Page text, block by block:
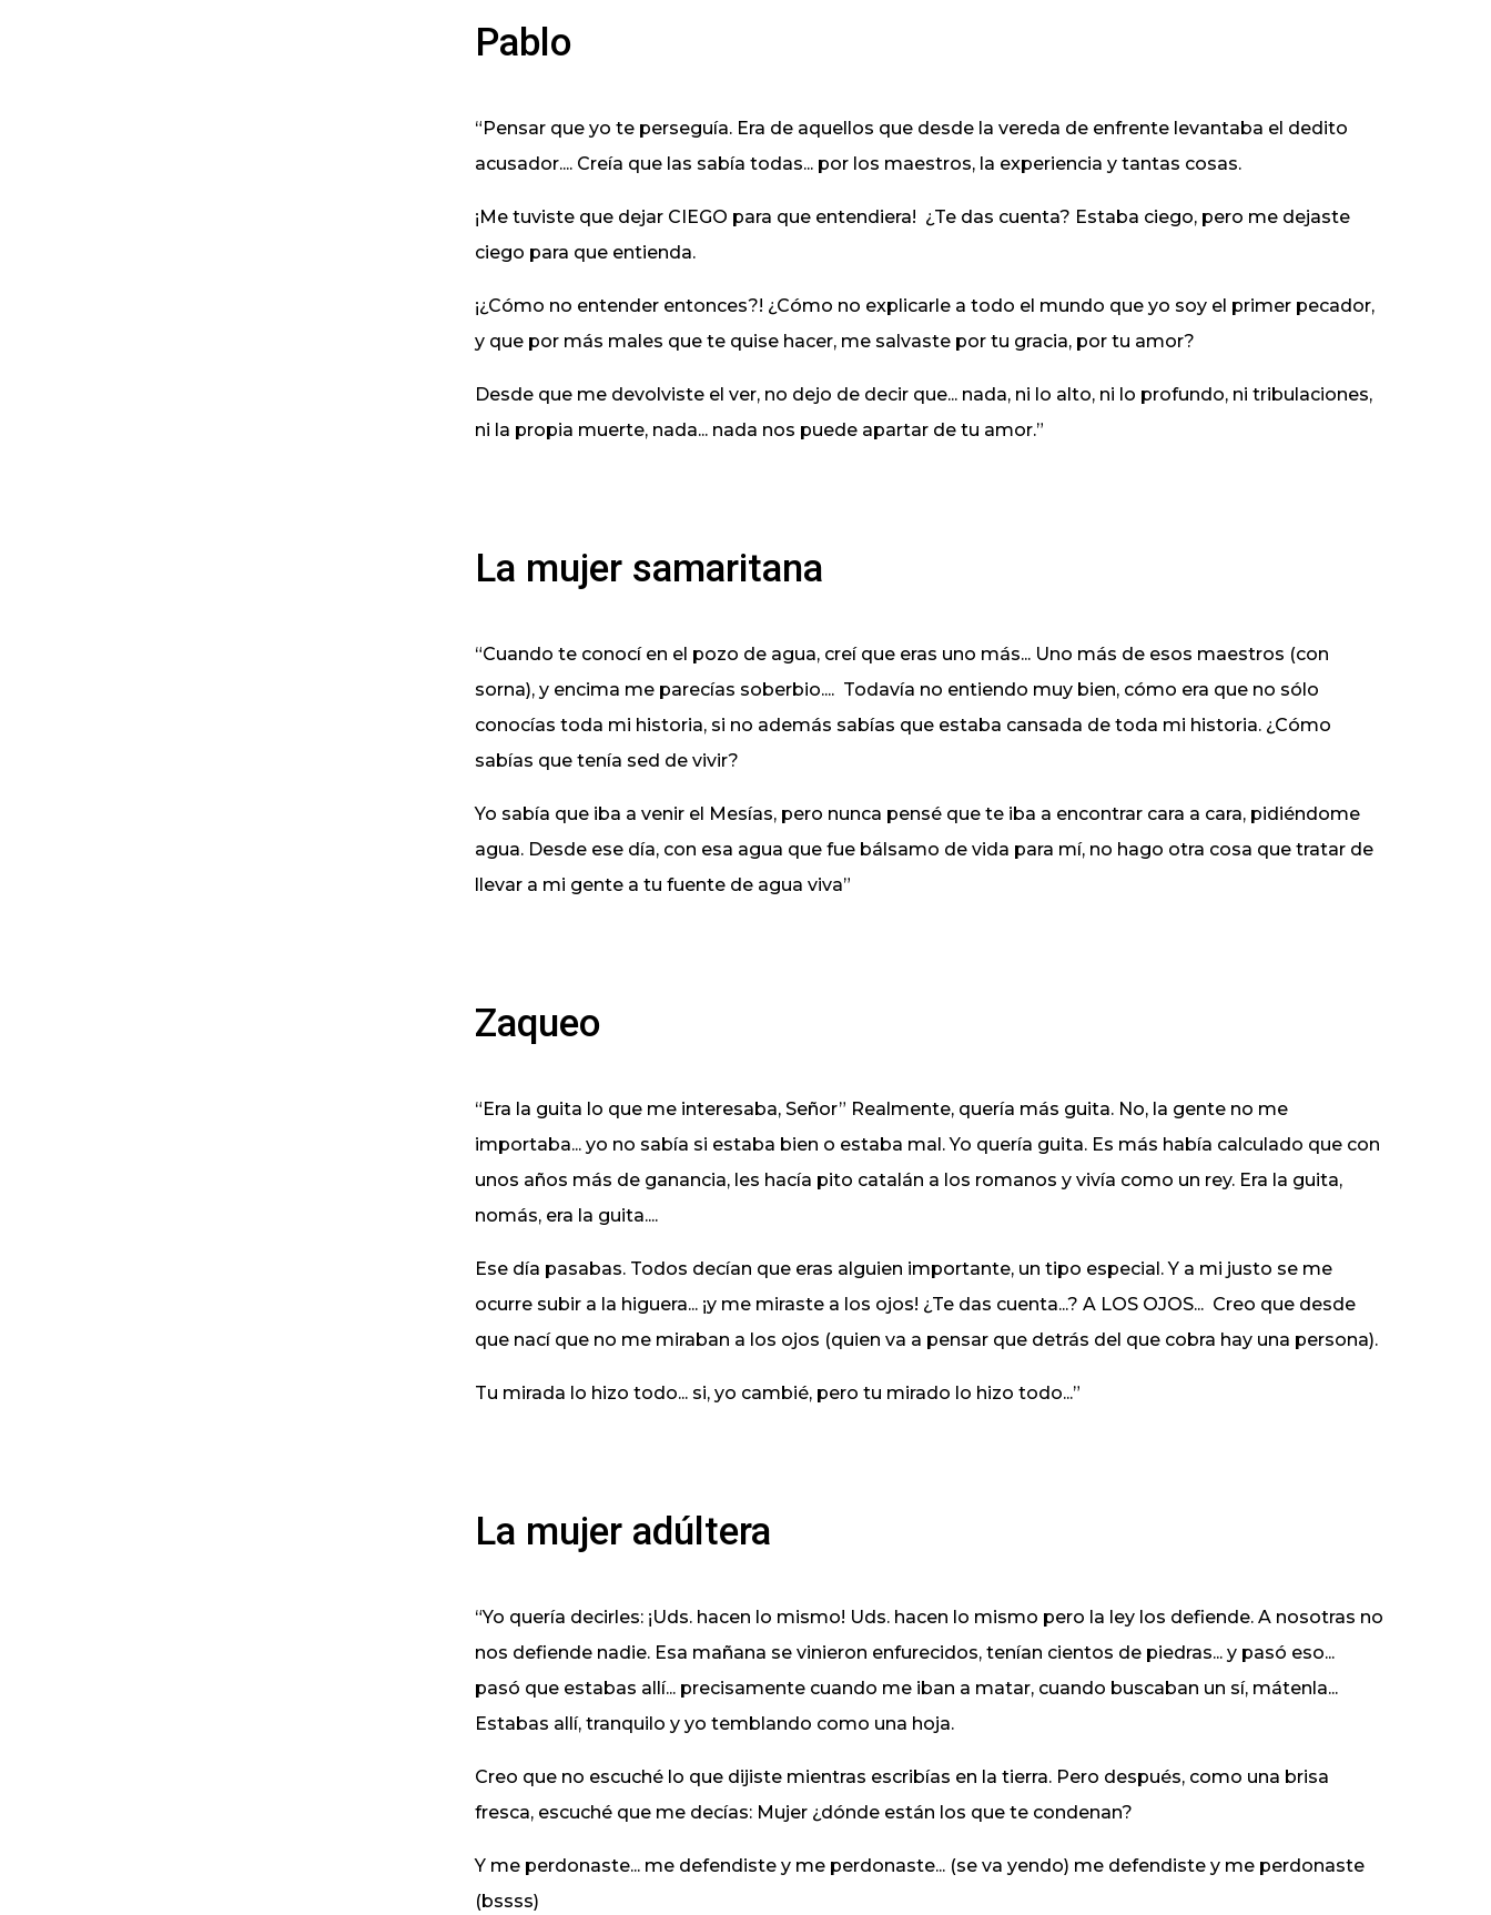
Pablo
“Pensar que yo te perseguía. Era de aquellos que desde la vereda de enfrente levantaba el dedito
acusador.... Creía que las sabía todas... por los maestros, la experiencia y tantas cosas.
¡Me tuviste que dejar CIEGO para que entendiera! ¿Te das cuenta? Estaba ciego, pero me dejaste
ciego para que entienda.
¡¿Cómo no entender entonces?! ¿Cómo no explicarle a todo el mundo que yo soy el primer pecador,
y que por más males que te quise hacer, me salvaste por tu gracia, por tu amor?
Desde que me devolviste el ver, no dejo de decir que... nada, ni lo alto, ni lo profundo, ni tribulaciones,
ni la propia muerte, nada... nada nos puede apartar de tu amor.”
La mujer samaritana
“Cuando te conocí en el pozo de agua, creí que eras uno más... Uno más de esos maestros (con
sorna), y encima me parecías soberbio.... Todavía no entiendo muy bien, cómo era que no sólo
conocías toda mi historia, si no además sabías que estaba cansada de toda mi historia. ¿Cómo
sabías que tenía sed de vivir?
Yo sabía que iba a venir el Mesías, pero nunca pensé que te iba a encontrar cara a cara, pidiéndome
agua. Desde ese día, con esa agua que fue bálsamo de vida para mí, no hago otra cosa que tratar de
llevar a mi gente a tu fuente de agua viva”
Zaqueo
“Era la guita lo que me interesaba, Señor” Realmente, quería más guita. No, la gente no me
importaba... yo no sabía si estaba bien o estaba mal. Yo quería guita. Es más había calculado que con
unos años más de ganancia, les hacía pito catalán a los romanos y vivía como un rey. Era la guita,
nomás, era la guita....
Ese día pasabas. Todos decían que eras alguien importante, un tipo especial. Y a mi justo se me
ocurre subir a la higuera... ¡y me miraste a los ojos! ¿Te das cuenta...? A LOS OJOS... Creo que desde
que nací que no me miraban a los ojos (quien va a pensar que detrás del que cobra hay una persona).
Tu mirada lo hizo todo... si, yo cambié, pero tu mirado lo hizo todo...”
La mujer adúltera
“Yo quería decirles: ¡Uds. hacen lo mismo! Uds. hacen lo mismo pero la ley los defiende. A nosotras no
nos defiende nadie. Esa mañana se vinieron enfurecidos, tenían cientos de piedras... y pasó eso...
pasó que estabas allí... precisamente cuando me iban a matar, cuando buscaban un sí, mátenla...
Estabas allí, tranquilo y yo temblando como una hoja.
Creo que no escuché lo que dijiste mientras escribías en la tierra. Pero después, como una brisa
fresca, escuché que me decías: Mujer ¿dónde están los que te condenan?
Y me perdonaste... me defendiste y me perdonaste... (se va yendo) me defendiste y me perdonaste
(bssss)